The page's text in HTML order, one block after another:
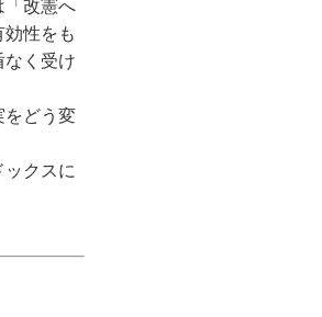
「改憲へ
性をも
なく受け
をどう変
クスに